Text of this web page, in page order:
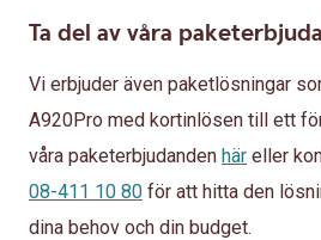
Ta del av våra
Vi erbjuder även paketlösningar
A920Pro med kortinlösen till ett
våra paketerbjudanden här eller
08-411 10 80 för att hitta den
dina behov och din budget.